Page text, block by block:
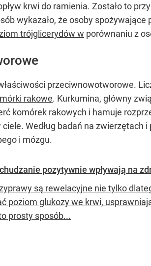
krwi do ramienia. Zostało to
wykazało, że osoby
trójglicerydów w porównaniu z
przeciwnowotworowe.
rakowe. Kurkumina, główny
komórek rakowych i hamuje
Według badań na
i mózgu.
pozytywnie wpływają na
są rewelacyjne nie tylko
poziom glukozy we krwi,
prosty sposób...